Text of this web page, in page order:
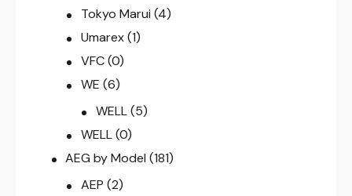
Tokyo Marui (4)
Umarex (1)
VFC (0)
WE (6)
WELL (5)
WELL (0)
AEG by Model (181)
AEP (2)